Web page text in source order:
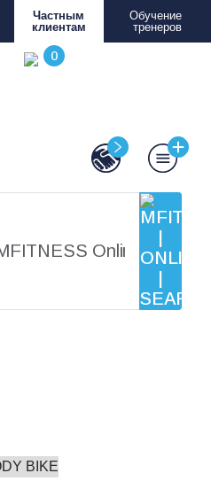
Частным
клиентам
Обучение
тренеров